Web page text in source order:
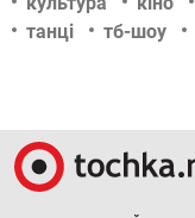
танці
тб-шоу